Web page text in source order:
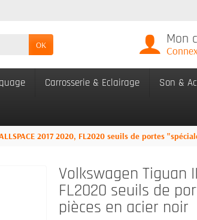
OK Mon
Carrosserie & Eclairage Son &
2017 2020, FL2020 seuils de portes
Volkswagen Tiguan
FL2020 seuils de
pièces en acier noir